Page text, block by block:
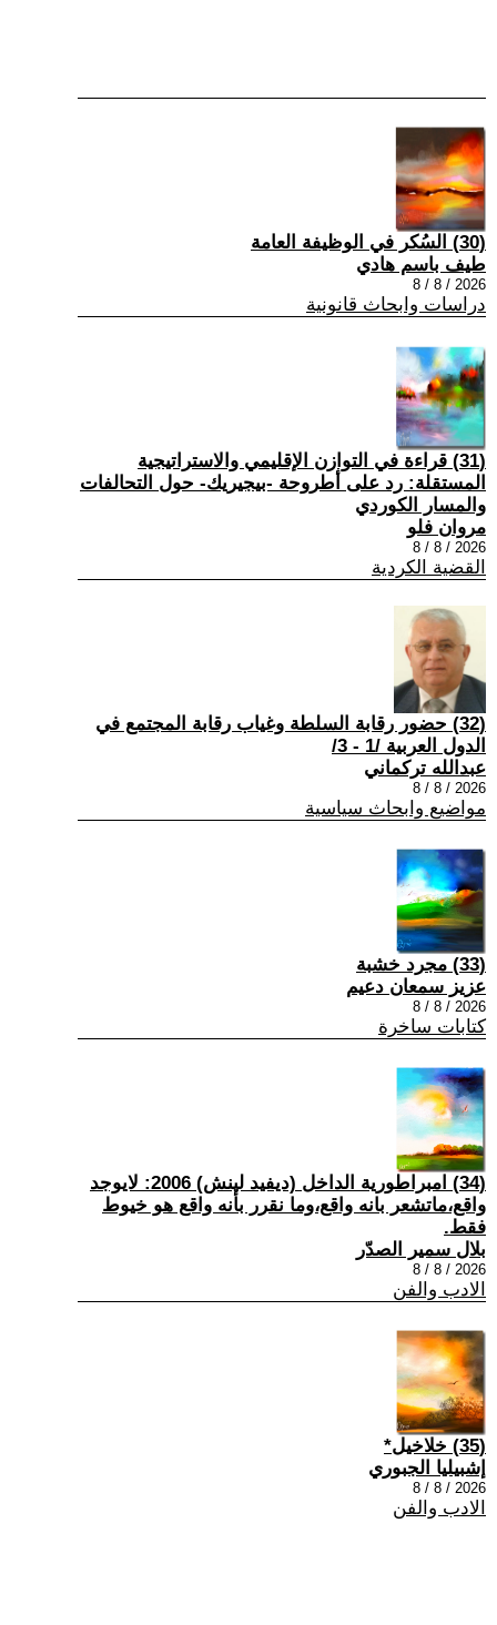
(30) السُكر في الوظيفة العامة
طيف باسم هادي
2026 / 8 / 8
دراسات وابحاث قانونية
(31) قراءة في التوازن الإقليمي والاستراتيجية
المستقلة: رد على أطروحة -بيجيريك- حول التحالفات
والمسار الكوردي
مروان فلو
2026 / 8 / 8
القضية الكردية
(32) حضور رقابة السلطة وغياب رقابة المجتمع في
الدول العربية /1 - 3/
عبدالله تركماني
2026 / 8 / 8
مواضيع وابحاث سياسية
(33) مجرد خشبة
عزيز سمعان دعيم
2026 / 8 / 8
كتابات ساخرة
(34) امبراطورية الداخل (ديفيد لينش) 2006: لايوجد
واقع،ماتشعر بانه واقع،وما نقرر بأنه واقع هو خيوط
فقط.
بلال سمير الصدّر
2026 / 8 / 8
الادب والفن
(35) خلاخيل*
إشبيليا الجبوري
2026 / 8 / 8
الادب والفن